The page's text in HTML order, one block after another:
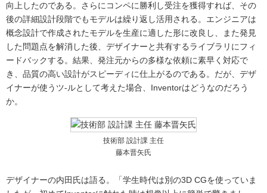
向上したのである。さらにコンペに勝利し受注を獲得すれば、その
後の詳細設計段階でもモデルは繰り返し活用される。エンジニアは
概念設計で作成されたモデルを生産に適した形に改良し、また発見
した問題点を解消した後、デザイナーと共有するライブラリにフィ
ードバックする。結果、発注元からの多様な依頼に素早く対応で
き、品質の高い設計がスピーディに仕上がるのである。だが、デザ
イナーが使うツ-ルとして考えた場合、Inventorはどうなのだろう
か。
技術部 設計課 主任
藤本晋矢氏
デザイナーの内田氏は語る。「学生時代は別の3D CGを使っていま